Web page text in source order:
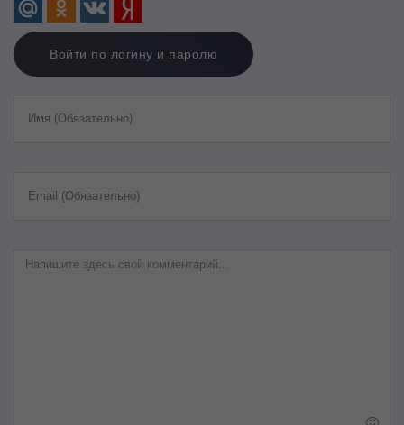
Войти по логину и паролю
Имя (Обязательно)
Email (Обязательно)